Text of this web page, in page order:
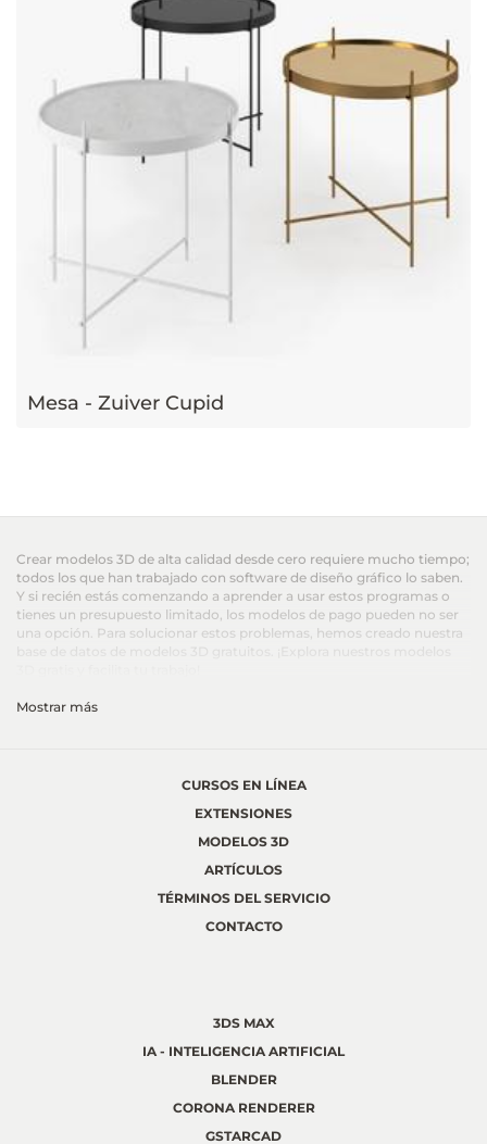
Mesa - Zuiver Cupid
Crear modelos 3D de alta calidad desde cero requiere mucho tiempo;
todos los que han trabajado con software de diseño gráfico lo saben.
Y si recién estás comenzando a aprender a usar estos programas o
tienes un presupuesto limitado, los modelos de pago pueden no ser
una opción. Para solucionar estos problemas, hemos creado nuestra
Mostrar más
CURSOS EN LÍNEA
EXTENSIONES
MODELOS 3D
ARTÍCULOS
TÉRMINOS DEL SERVICIO
CONTACTO
3DS MAX
IA - INTELIGENCIA ARTIFICIAL
BLENDER
CORONA RENDERER
GSTARCAD